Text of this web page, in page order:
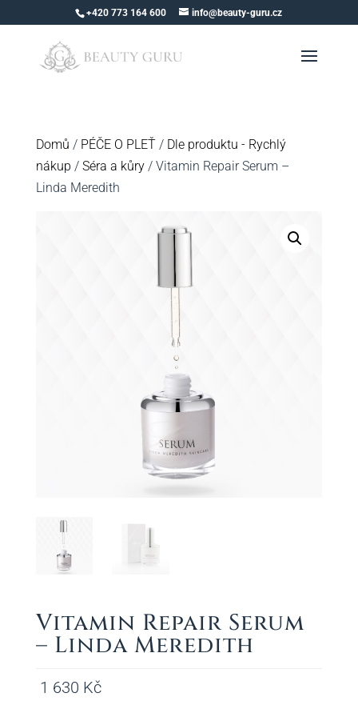
+420 773 164 600 info@beauty-guru.cz
Domů / PÉČE O PLEŤ/ Dle produktu - Rychlý
nákup / Séra a kůry/ Vitamin Repair Serum –
Linda Meredith
Vitamin Repair Serum
– Linda Meredith
1 630 Kč